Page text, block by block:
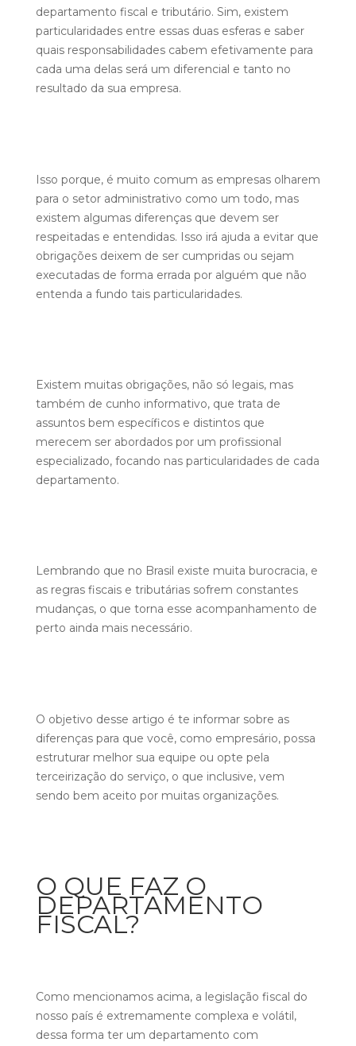
departamento fiscal e tributário. Sim, existem
particularidades entre essas duas esferas e saber
quais responsabilidades cabem efetivamente para
cada uma delas será um diferencial e tanto no
resultado da sua empresa.
Isso porque, é muito comum as empresas olharem
para o setor administrativo como um todo, mas
existem algumas diferenças que devem ser
respeitadas e entendidas. Isso irá ajuda a evitar que
obrigações deixem de ser cumpridas ou sejam
executadas de forma errada por alguém que não
entenda a fundo tais particularidades.
Existem muitas obrigações, não só legais, mas
também de cunho informativo, que trata de
assuntos bem específicos e distintos que
merecem ser abordados por um profissional
especializado, focando nas particularidades de cada
departamento.
Lembrando que no Brasil existe muita burocracia, e
as regras fiscais e tributárias sofrem constantes
mudanças, o que torna esse acompanhamento de
perto ainda mais necessário.
O objetivo desse artigo é te informar sobre as
diferenças para que você, como empresário, possa
estruturar melhor sua equipe ou opte pela
terceirização do serviço, o que inclusive, vem
sendo bem aceito por muitas organizações.
O QUE FAZ O
DEPARTAMENTO
FISCAL?
Como mencionamos acima, a legislação fiscal do
nosso país é extremamente complexa e volátil,
dessa forma ter um departamento com